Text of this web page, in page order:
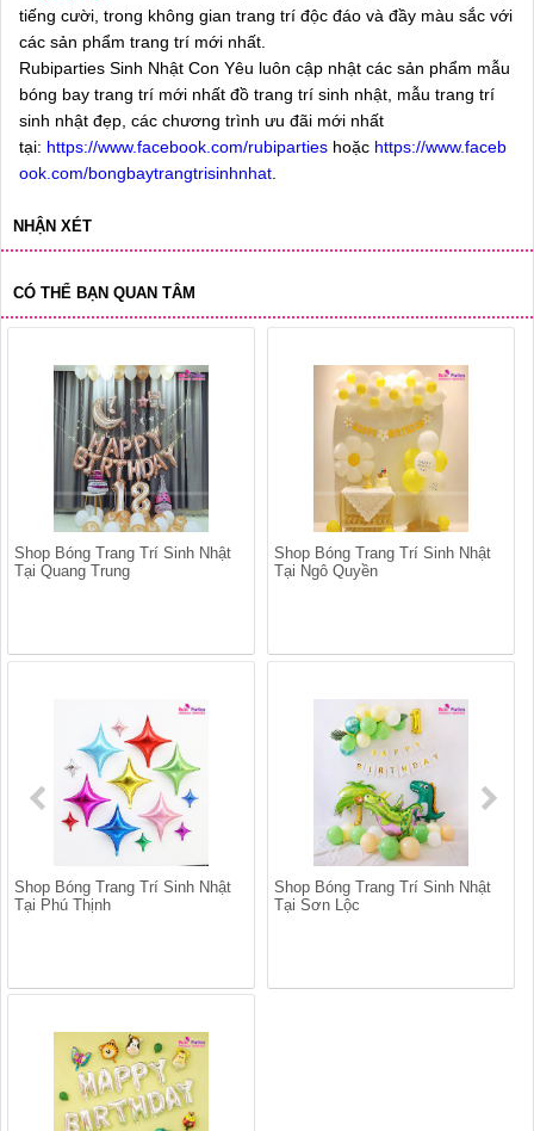
tiếng cười, trong không gian trang trí độc đáo và đầy màu sắc với
các sản phẩm trang trí mới nhất.
Rubiparties Sinh Nhật Con Yêu luôn cập nhật các sản phẩm mẫu
bóng bay trang trí mới nhất đồ trang trí sinh nhật, mẫu trang trí
sinh nhật đẹp, các chương trình ưu đãi mới nhất
tại: https://www.facebook.com/rubiparties hoặc https://www.faceb
ook.com/bongbaytrangtrisinhnhat
NHẬN XÉT
CÓ THỂ BẠN QUAN TÂM
Shop Bóng Trang Trí Sinh Nhật
Tại Quang Trung
Shop Bóng Trang Trí Sinh Nhật
Tại Ngô Quyền
Shop Bóng Trang Trí Sinh Nhật
Tại Phú Thịnh
Shop Bóng Trang Trí Sinh Nhật
Tại Sơn Lộc